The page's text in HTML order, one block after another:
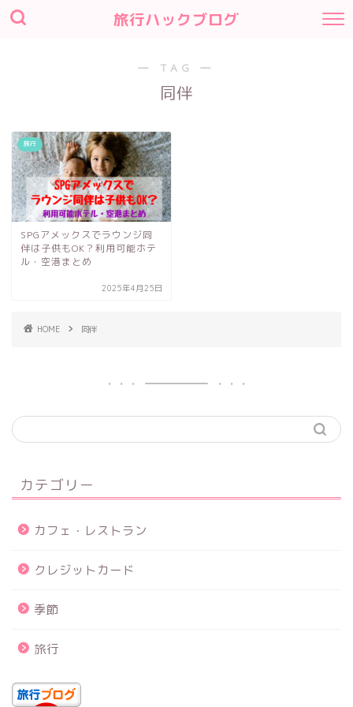
旅行ハックブログ
― TAG ―
同伴
旅行
SPGアメックスでラウンジ同
伴は子供もOK？利用可能ホテ
ル・空港まとめ
2025年4月25日
HOME 同伴
カテゴリー
カフェ・レストラン
クレジットカード
季節
旅行